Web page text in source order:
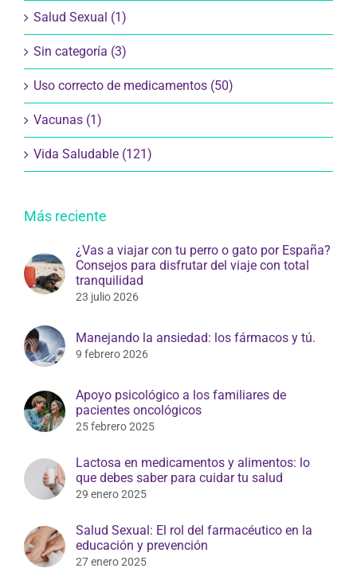
Salud Sexual (1)
Sin categoría (3)
Uso correcto de medicamentos (50)
Vacunas (1)
Vida Saludable (121)
Más reciente
¿Vas a viajar con tu perro o gato por España?
Consejos para disfrutar del viaje con total
tranquilidad
23 julio 2026
Manejando la ansiedad: los fármacos y tú.
9 febrero 2026
Apoyo psicológico a los familiares de
pacientes oncológicos
25 febrero 2025
Lactosa en medicamentos y alimentos: lo
que debes saber para cuidar tu salud
29 enero 2025
Salud Sexual: El rol del farmacéutico en la
educación y prevención
27 enero 2025